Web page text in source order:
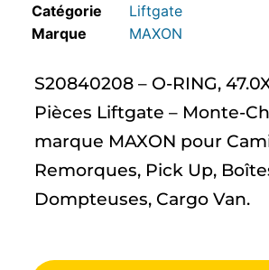
Catégorie
Liftgate
MAXON
S20840208 – O-RING,
Pièces Liftgate – Monte-
marque MAXON pour
Remorques, Pick Up,
Dompteuses, Cargo Van.